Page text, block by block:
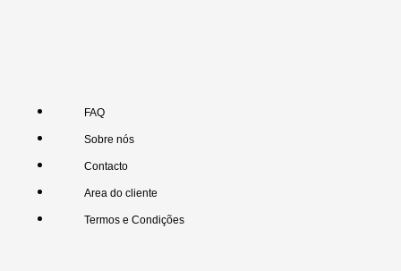
FAQ
Sobre nós
Contacto
Area do cliente
Termos e Condições